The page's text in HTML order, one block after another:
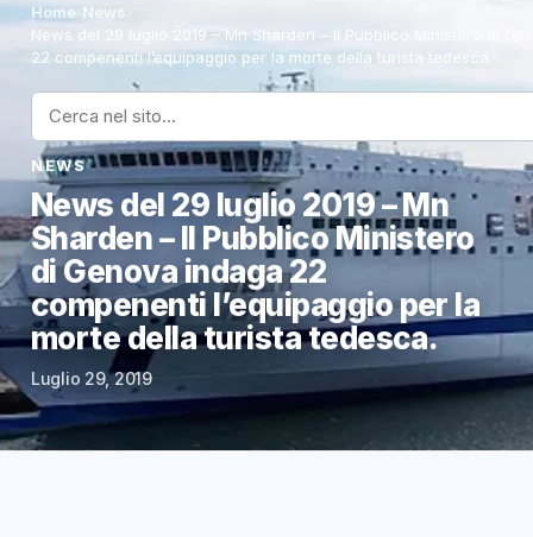
Home News
News del 29 luglio 2019 – Mn Sharden – Il Pubblico Ministero di
22 compenenti l’equipaggio per la morte della turista tedesca.
NEWS
News del 29 luglio 2019 – Mn
Sharden – Il Pubblico Ministero
di Genova indaga 22
compenenti l’equipaggio per la
morte della turista tedesca.
Luglio 29, 2019